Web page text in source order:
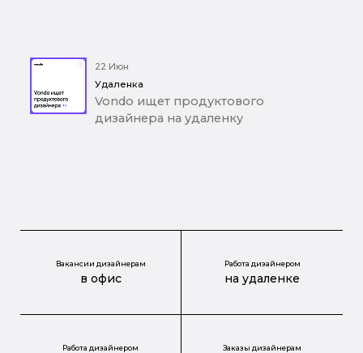
22 Июн
Удаленка
Vondo ищет продуктового
дизайнера на удаленку
Вакансии дизайнерам
в офис
Работа дизайнером
на удаленке
Работа дизайнером Заказы дизайнерам